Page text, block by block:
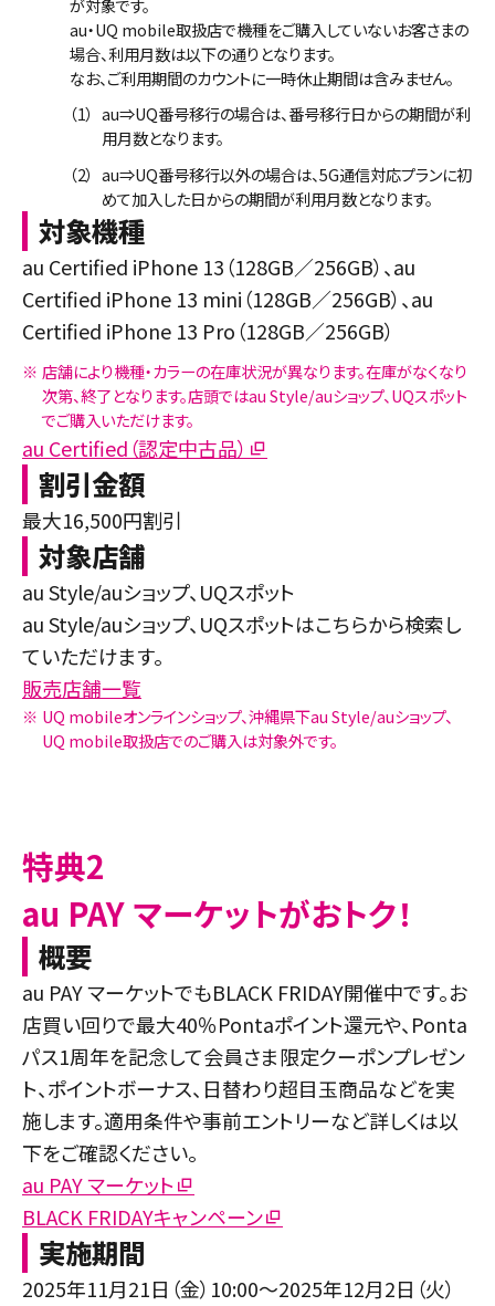
au・UQ mobile取扱店で機種をご購入していないお客さまの
場合、利用月数は以下の通りとなります。
なお、ご利用期間のカウントに一時休止期間は含みません。
（1） au⇒UQ番号移行の場合は、番号移行日からの期間が利
用月数となります。
（2） au⇒UQ番号移行以外の場合は、5G通信対応プランに初
めて加入した日からの期間が利用月数となります。
対象機種
au Certified iPhone 13（128GB／256GB）、au
Certified iPhone 13 mini（128GB／256GB）、au
Certified iPhone 13 Pro（128GB／256GB）
※ 店舗により機種・カラーの在庫状況が異なります。在庫がなくなり
次第、終了となります。店頭ではau Style/auショップ、UQスポット
でご購入いただけます。
au Certified（認定中古品）
割引金額
最大16,500円割引
対象店舗
au Style/auショップ、UQスポット
au Style/auショップ、UQスポットはこちらから検索し
ていただけます。
販売店舗一覧
※ UQ mobileオンラインショップ、沖縄県下au Style/auショップ、
UQ mobile取扱店でのご購入は対象外です。
特典2
au PAY マーケットがおトク！
概要
au PAY マーケットでもBLACK FRIDAY開催中です。お
店買い回りで最大40％Pontaポイント還元や、Ponta
パス1周年を記念して会員さま限定クーポンプレゼン
ト、ポイントボーナス、日替わり超目玉商品などを実
施します。適用条件や事前エントリーなど詳しくは以
下をご確認ください。
au PAY マーケット
BLACK FRIDAYキャンペーン
実施期間
2025年11月21日（金）10:00～2025年12月2日（火）